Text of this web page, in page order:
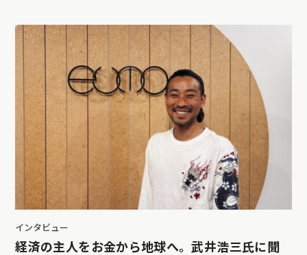
インタビュー
経済の主人をお金から地球へ。武井浩三氏に聞